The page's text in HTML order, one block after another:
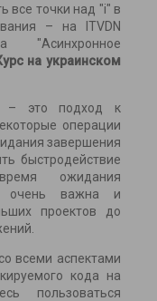
все точки над "і" в
– на ITVDN
на украинском
– это подход к
операции
завершения
быстродействие
ожидания
очень важна и
проектов до
всеми аспектами
кода на
пользоваться